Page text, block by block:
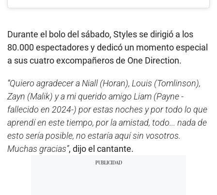
Durante el bolo del sábado, Styles se dirigió a los
80.000 espectadores y dedicó un momento especial
a sus cuatro excompañeros de One Direction.
“Quiero agradecer a Niall (Horan), Louis (Tomlinson),
Zayn (Malik) y a mi querido amigo Liam (Payne -
fallecido en 2024-) por estas noches y por todo lo que
aprendí en este tiempo, por la amistad, todo... nada de
esto sería posible, no estaría aquí sin vosotros.
Muchas gracias”, dijo el cantante.